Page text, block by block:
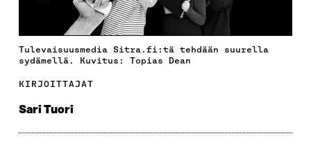
Tulevaisuusmedia Sitra.fi:tä tehdään suurella
sydämellä. Kuvitus: Topias Dean
KIRJOITTAJAT
Sari Tuori